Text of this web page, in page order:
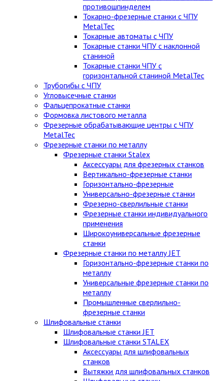
противошпинделем
Токарно-фрезерные станки с ЧПУ
MetalTec
Токарные автоматы с ЧПУ
Токарные станки ЧПУ c наклонной
станиной
Токарные станки ЧПУ с
горизонтальной станиной MetalTec
Трубогибы с ЧПУ
Угловысечные станки
Фальцепрокатные станки
Формовка листового металла
Фрезерные обрабатывающие центры с ЧПУ
MetalTec
Фрезерные станки по металлу
Фрезерные станки Stalex
Аксессуары для фрезерных станков
Вертикально-фрезерные станки
Горизонтально-фрезерные
Универсально-фрезерные станки
Фрезерно-сверлильные станки
Фрезерные станки индивидуального
применения
Широкоуниверсальные фрезерные
станки
Фрезерные станки по металлу JET
Горизонтально-фрезерные станки по
металлу
Универсальные фрезерные станки по
металлу
Промышленные сверлильно-
фрезерные станки
Шлифовальные станки
Шлифовальные станки JET
Шлифовальные станки STALEX
Аксессуары для шлифовальных
станков
Вытяжки для шлифовальных станков